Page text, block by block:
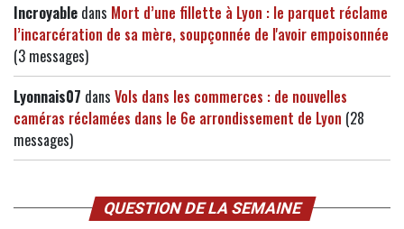
Incroyable dans Mort d’une fillette à Lyon : le parquet réclame
l’incarcération de sa mère, soupçonnée de l'avoir empoisonnée
(3 messages)
Lyonnais07 dans Vols dans les commerces : de nouvelles
caméras réclamées dans le 6e arrondissement de Lyon (28
messages)
QUESTION DE LA SEMAINE